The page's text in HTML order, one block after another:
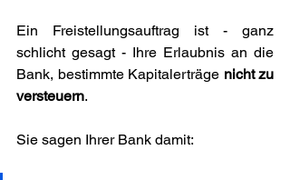
Ein Freistellungsauftrag ist - ganz
schlicht gesagt - Ihre Erlaubnis an die
Bank, bestimmte Kapitalerträge nicht zu
versteuern.
Sie sagen Ihrer Bank damit: